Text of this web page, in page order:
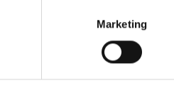
Marketing